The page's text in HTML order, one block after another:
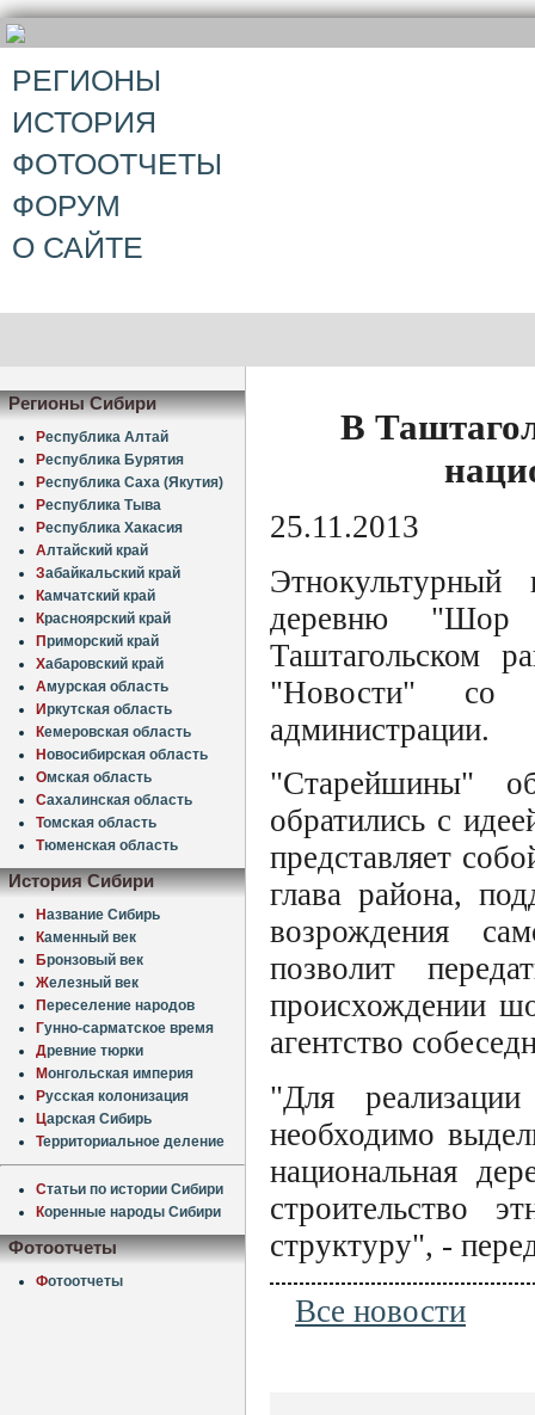
РЕГИОНЫ
ИСТОРИЯ
ФОТООТЧЕТЫ
ФОРУМ
О САЙТЕ
Регионы Сибири
Республика Алтай
Республика Бурятия
Республика Саха (Якутия)
Республика Тыва
Республика Хакасия
Алтайский край
Забайкальский край
Камчатский край
Красноярский край
Приморский край
Хабаровский край
Амурская область
Иркутская область
Кемеровская область
Новосибирская область
Омская область
Сахалинская область
Томская область
Тюменская область
История Сибири
Название Сибирь
Каменный век
Бронзовый век
Железный век
Переселение народов
Гунно-сарматское время
Древние тюрки
Монгольская империя
Русская колонизация
Царская Сибирь
Территориальное деление
Статьи по истории Сибири
Коренные народы Сибири
Фотоотчеты
Фотоотчеты
В
25.11.2013
деревню
Таштагольском
"Новости" со
администрации.
"Старейшины"
обратились с
представляет
глава района,
возрождения
позволит
происхождении
агентство
"Для
необходимо
национальная
строительство
структуру", -
Все новости